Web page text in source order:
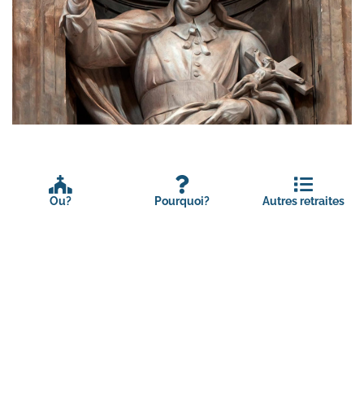
Ou? Pourquoi? Autres retraites